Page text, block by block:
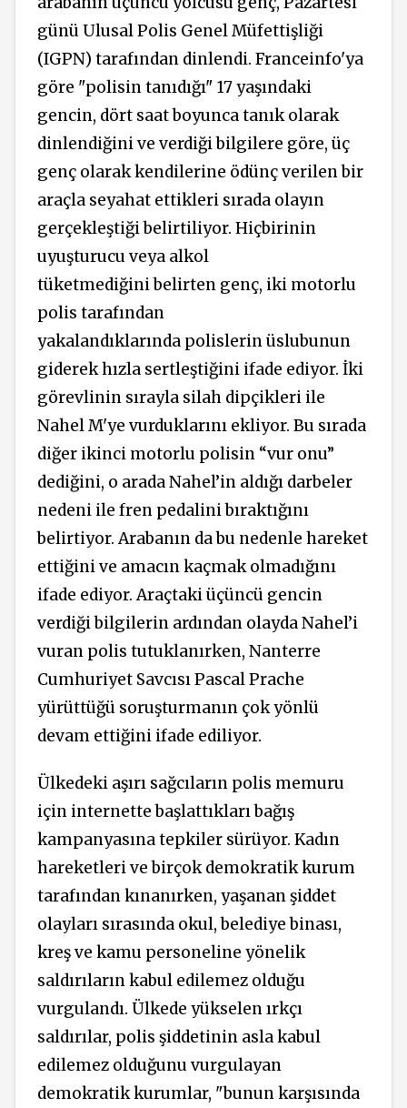
günü Ulusal Polis Genel Müfettişliği
(IGPN) tarafından dinlendi. Franceinfo'ya
göre "polisin tanıdığı" 17 yaşındaki
gencin, dört saat boyunca tanık olarak
dinlendiğini ve verdiği bilgilere göre, üç
genç olarak kendilerine ödünç verilen bir
araçla seyahat ettikleri sırada olayın
gerçekleştiği belirtiliyor. Hiçbirinin
uyuşturucu veya alkol
tüketmediğini belirten genç, iki motorlu
polis tarafından
yakalandıklarında polislerin üslubunun
giderek hızla sertleştiğini ifade ediyor. İki
görevlinin sırayla silah dipçikleri ile
Nahel M'ye vurduklarını ekliyor. Bu sırada
diğer ikinci motorlu polisin “vur onu”
dediğini, o arada Nahel’in aldığı darbeler
nedeni ile fren pedalini bıraktığını
belirtiyor. Arabanın da bu nedenle hareket
ettiğini ve amacın kaçmak olmadığını
ifade ediyor. Araçtaki üçüncü gencin
verdiği bilgilerin ardından olayda Nahel’i
vuran polis tutuklanırken, Nanterre
Cumhuriyet Savcısı Pascal Prache
yürüttüğü soruşturmanın çok yönlü
devam ettiğini ifade ediliyor.
Ülkedeki aşırı sağcıların polis memuru
için internette başlattıkları bağış
kampanyasına tepkiler sürüyor. Kadın
hareketleri ve birçok demokratik kurum
tarafından kınanırken, yaşanan şiddet
olayları sırasında okul, belediye binası,
kreş ve kamu personeline yönelik
saldırıların kabul edilemez olduğu
vurgulandı. Ülkede yükselen ırkçı
saldırılar, polis şiddetinin asla kabul
edilemez olduğunu vurgulayan
demokratik kurumlar, "bunun karşısında